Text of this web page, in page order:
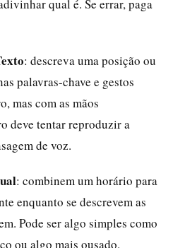
qual é. Se errar, paga
: descreva uma posição ou
palavras-chave e gestos
mas com as mãos
deve tentar reproduzir a
de voz.
: combinem um horário para
enquanto se descrevem as
Pode ser algo simples como
ou algo mais ousado.